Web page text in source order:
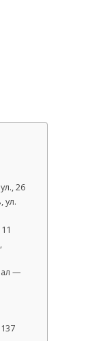
26
ул.
—